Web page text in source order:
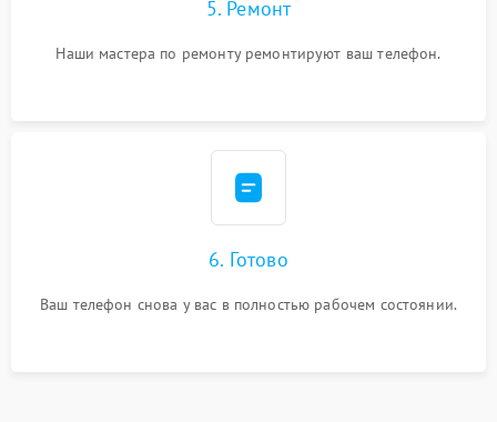
5. Ремонт
Наши мастера по ремонту ремонтируют ваш телефон.
6. Готово
Ваш телефон снова у вас в полностью рабочем состоянии.